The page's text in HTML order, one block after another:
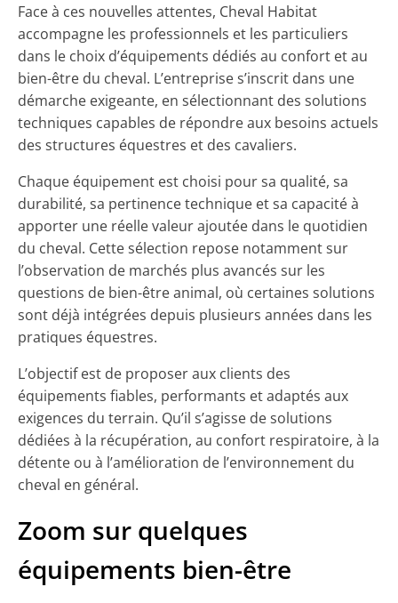
Face à ces nouvelles attentes, Cheval Habitat
accompagne les professionnels et les particuliers
dans le choix d’équipements dédiés au confort et au
bien-être du cheval. L’entreprise s’inscrit dans une
démarche exigeante, en sélectionnant des solutions
techniques capables de répondre aux besoins actuels
des structures équestres et des cavaliers.
Chaque équipement est choisi pour sa qualité, sa
durabilité, sa pertinence technique et sa capacité à
apporter une réelle valeur ajoutée dans le quotidien
du cheval. Cette sélection repose notamment sur
l’observation de marchés plus avancés sur les
questions de bien-être animal, où certaines solutions
sont déjà intégrées depuis plusieurs années dans les
pratiques équestres.
L’objectif est de proposer aux clients des
équipements fiables, performants et adaptés aux
exigences du terrain. Qu’il s’agisse de solutions
dédiées à la récupération, au confort respiratoire, à la
détente ou à l’amélioration de l’environnement du
cheval en général.
Zoom sur quelques
équipements bien-être